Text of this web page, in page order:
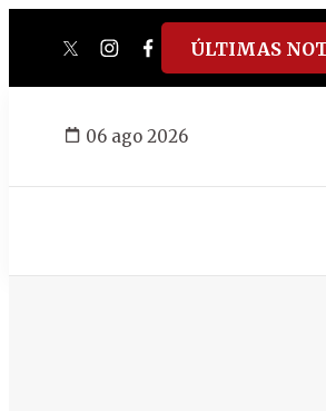
twitterinstagram
facebook
tiktokyoutube
ÚLTIMAS
06 ago 2026